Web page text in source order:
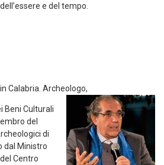
e del tempo.
Calabria. Archeologo,
Beni Culturali
del
di
dal Ministro
Centro